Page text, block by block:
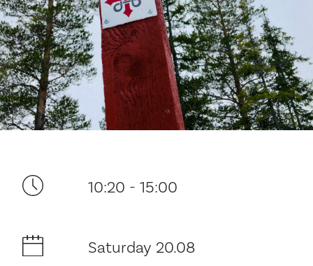
Your visit
The music in the Cathedral
History and architecture
10:20 - 15:00
Saturday 20.08